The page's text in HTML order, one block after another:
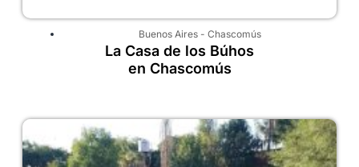
Buenos Aires- Chascomús
La Casa de los Búhos
en Chascomús